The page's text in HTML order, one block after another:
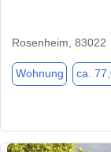
Rosenheim, 83022
Wohnung ca.